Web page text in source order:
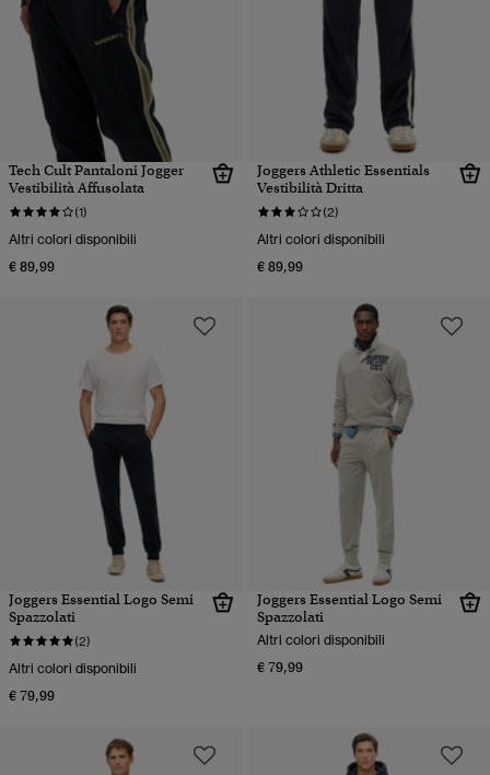
Tech Cult Pantaloni Jogger
Vestibilità Affusolata
(1)
Altri colori disponibili
€ 89,99
Joggers Athletic Essentials
Vestibilità Dritta
(2)
Altri colori disponibili
€ 89,99
Joggers Essential Logo Semi
Spazzolati
(2)
Altri colori disponibili
€ 79,99
Joggers Essential Logo Semi
Spazzolati
Altri colori disponibili
€ 79,99